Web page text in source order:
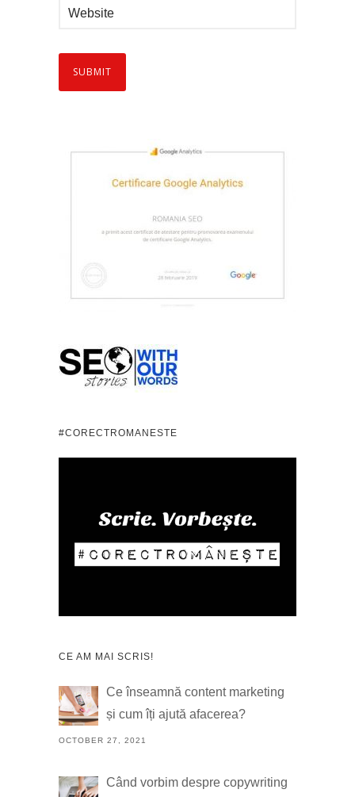
#CORECTROMANESTE
CE AM MAI SCRIS!
Ce înseamnă content marketing
și cum îți ajută afacerea?
OCTOBER 27, 2021
Când vorbim despre copywriting